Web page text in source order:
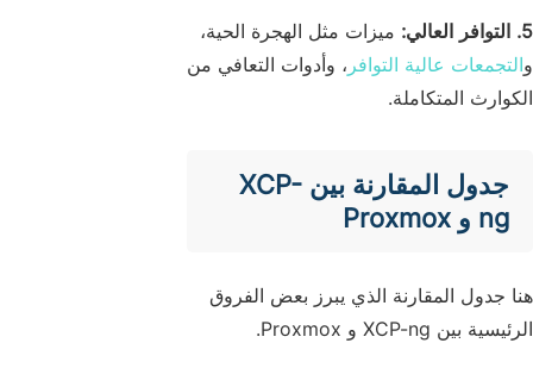
5. التوافر العالي:
ميزات مثل الهجرة الحية،
والتجمعات عالية التوافر ، وأدوات التعافي من
الكوارث المتكاملة.
جدول المقارنة بين XCP-
ng و Proxmox
هنا جدول المقارنة الذي يبرز بعض الفروق
الرئيسية بين XCP-ng و Proxmox.